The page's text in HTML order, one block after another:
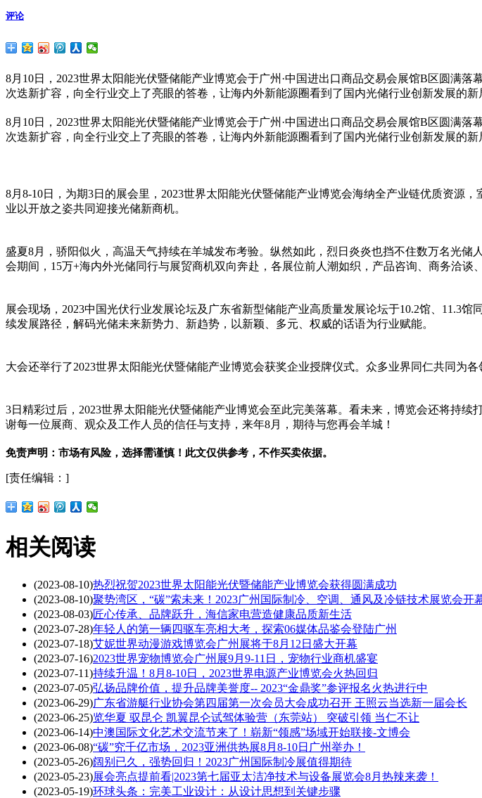
评论
8月10日，2023世界太阳能光伏暨储能产业博览会于广州·中国进出口商品交易会展馆B区圆满
次迭新扩容，向全行业交上了亮眼的答卷，让海内外新能源圈看到了国内光储行业创新发展的新
8月10日，2023世界太阳能光伏暨储能产业博览会于广州·中国进出口商品交易会展馆B区圆满
次迭新扩容，向全行业交上了亮眼的答卷，让海内外新能源圈看到了国内光储行业创新发展的
8月8-10日，为期3日的展会里，2023世界太阳能光伏暨储能产业博览会海纳全产业链优质资源
业以开放之姿共同迎接光储新商机。
盛夏8月，骄阳似火，高温天气持续在羊城发布考验。纵然如此，烈日炎炎也挡不住数万名光
会期间，15万+海内外光储同行与展贸商机双向奔赴，各展位前人潮如织，产品咨询、商务洽谈
展会现场，2023中国光伏行业发展论坛及广东省新型储能产业高质量发展论坛于10.2馆、11.3
续发展路径，解码光储未来新势力、新趋势，以新颖、多元、权威的话语为行业赋能。
大会还举行了2023世界太阳能光伏暨储能产业博览会获奖企业授牌仪式。众多业界同仁共同为
3日精彩过后，2023世界太阳能光伏暨储能产业博览会至此完美落幕。看未来，博览会还将持
谢每一位展商、观众及工作人员的信任与支持，来年8月，期待与您再会羊城！
免责声明：市场有风险，选择需谨慎！此文仅供参考，不作买卖依据。
[责任编辑：]
相关阅读
(2023-08-10)热烈祝贺2023世界太阳能光伏暨储能产业博览会获得圆满成功
(2023-08-10)聚势湾区，“碳”索未来！2023广州国际制冷、空调、通风及冷链技术展览会开
(2023-08-03)匠心传承、品牌跃升，海信家电营造健康品质新生活
(2023-07-28)年轻人的第一辆四驱车亮相大考，探索06媒体品鉴会登陆广州
(2023-07-18)艾妮世界动漫游戏博览会广州展将于8月12日盛大开幕
(2023-07-16)2023世界宠物博览会广州展9月9-11日，宠物行业商机盛宴
(2023-07-11)持续升温！8月8-10日，2023世界电源产业博览会火热回归
(2023-07-05)弘扬品牌价值，提升品牌美誉度-- 2023“金鼎奖”参评报名火热进行中
(2023-06-29)广东省游艇行业协会第四届第一次会员大会成功召开 王照云当选新一届会长
(2023-06-25)览华夏 驭昆仑 凯翼昆仑试驾体验营（东莞站） 突破引领 当仁不让
(2023-06-14)中澳国际文化艺术交流节来了！崭新“领感”场域开始联接-文博会
(2023-06-08)“碳”究千亿市场，2023亚洲供热展8月8-10日广州举办！
(2023-05-26)阔别已久，强势回归！2023广州国际制冷展值得期待
(2023-05-23)展会亮点提前看|2023第七届亚太洁净技术与设备展览会8月热辣来袭！
(2023-05-19)环球头条：完美工业设计：从设计思想到关键步骤